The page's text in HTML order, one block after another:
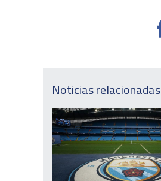
Noticias relacionadas